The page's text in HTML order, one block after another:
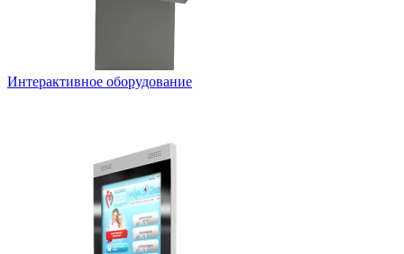
Интерактивное оборудование